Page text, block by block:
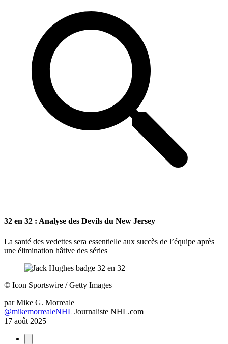
32 en 32 : Analyse des Devils du New Jersey
La santé des vedettes sera essentielle aux succès de l’équipe après
une élimination hâtive des séries
© Icon Sportswire / Getty Images
par Mike G. Morreale
@mikemorrealeNHL Journaliste NHL.com
17 août 2025